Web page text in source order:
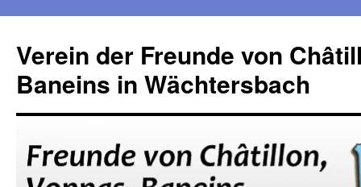
Verein der Freunde von
Baneins in Wächtersbach